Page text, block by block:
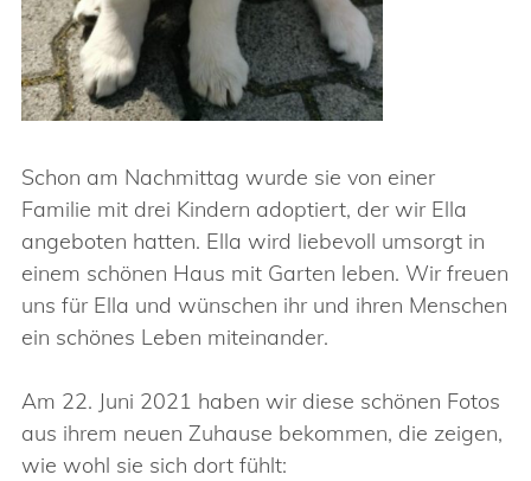
Schon am Nachmittag wurde sie von einer
Familie mit drei Kindern adoptiert, der wir Ella
angeboten hatten. Ella wird liebevoll umsorgt in
einem schönen Haus mit Garten leben. Wir freuen
uns für Ella und wünschen ihr und ihren Menschen
ein schönes Leben miteinander.
Am 22. Juni 2021 haben wir diese schönen Fotos
aus ihrem neuen Zuhause bekommen, die zeigen,
wie wohl sie sich dort fühlt: